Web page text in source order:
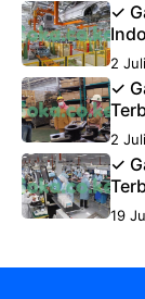
✓
2
✓
2
✓
19